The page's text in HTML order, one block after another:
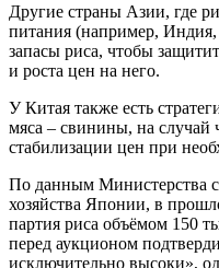
Другие страны Азии, где
питания (например,
запасы риса, чтобы
и роста цен на него.
У Китая также есть
мяса – свинины, на случай
стабилизации цен при
По данным Министерства
хозяйства Японии, в
партия риса объёмом 150
перед аукционом
исключительно высоки»,